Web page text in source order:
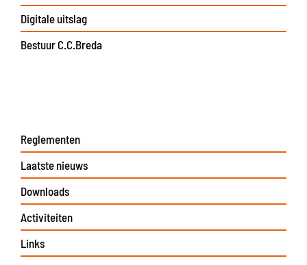
Digitale uitslag
Bestuur C.C.Breda
Reglementen
Laatste nieuws
Downloads
Activiteiten
Links